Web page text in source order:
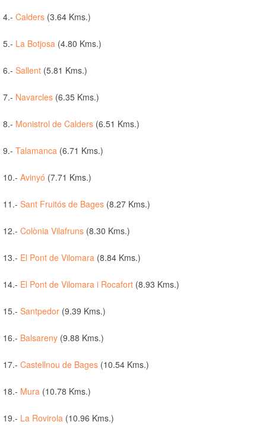
4.- Calders (3.64 Kms.)
5.- La Botjosa (4.80 Kms.)
6.- Sallent (5.81 Kms.)
7.- Navarcles (6.35 Kms.)
8.- Monistrol de Calders (6.51 Kms.)
9.- Talamanca (6.71 Kms.)
10.- Avinyó (7.71 Kms.)
11.- Sant Fruitós de Bages (8.27 Kms.)
12.- Colònia Vilafruns (8.30 Kms.)
13.- El Pont de Vilomara (8.84 Kms.)
14.- El Pont de Vilomara i Rocafort (8.93 Kms.)
15.- Santpedor (9.39 Kms.)
16.- Balsareny (9.88 Kms.)
17.- Castellnou de Bages (10.54 Kms.)
18.- Mura (10.78 Kms.)
19.- La Rovirola (10.96 Kms.)